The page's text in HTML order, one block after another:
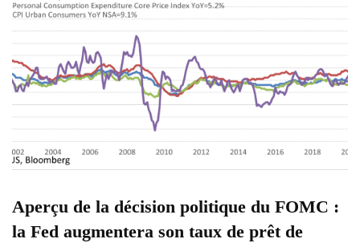
Aperçu de la décision politique du FOMC :
la Fed augmentera son taux de prêt de